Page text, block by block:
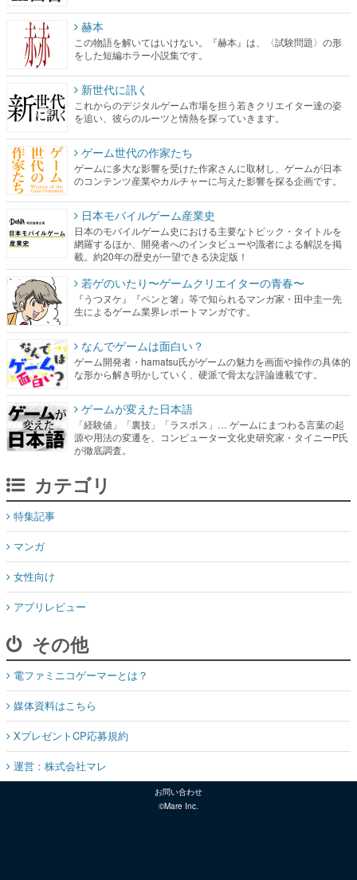
赫本
この物語を解いてはいけない。『赫本』は、〈試験問題〉の形
をした短編ホラー小説集です。
新世代に訊く
これからのデジタルゲーム市場を担う若きクリエイター達の姿
を追い、彼らのルーツと情熱を探っていきます。
ゲーム世代の作家たち
ゲームに多大な影響を受けた作家さんに取材し、ゲームが日本
のコンテンツ産業やカルチャーに与えた影響を探る企画です。
日本モバイルゲーム産業史
日本のモバイルゲーム史における主要なトピック・タイトルを
網羅するほか、開発者へのインタビューや識者による解説を掲
載。約20年の歴史が一望できる決定版！
若ゲのいたり〜ゲームクリエイターの青春〜
『うつヌケ』『ペンと箸』等で知られるマンガ家・田中圭一先
生によるゲーム業界レポートマンガです。
なんでゲームは面白い？
ゲーム開発者・hamatsu氏がゲームの魅力を画面や操作の具体的
な形から解き明かしていく、硬派で骨太な評論連載です。
ゲームが変えた日本語
「経験値」「裏技」「ラスボス」… ゲームにまつわる言葉の起
源や用法の変遷を、コンピューター文化史研究家・タイニーP氏
が徹底調査。
カテゴリ
特集記事
マンガ
女性向け
アプリレビュー
その他
電ファミニコゲーマーとは？
媒体資料はこちら
XプレゼントCP応募規約
運営：株式会社マレ
お問い合わせ
©Mare Inc.